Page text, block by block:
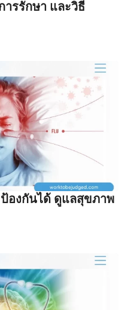
ารรักษา และวิธี
องกันได้ ดูแลสุขภาพ